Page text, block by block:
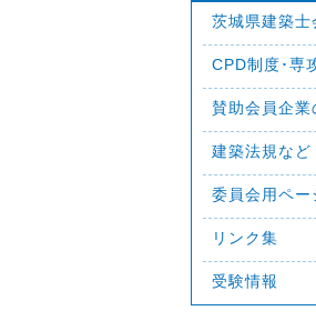
茨城県建築士
CPD制度･専
賛助会員企業
建築法規など
委員会用ペー
リンク集
受験情報